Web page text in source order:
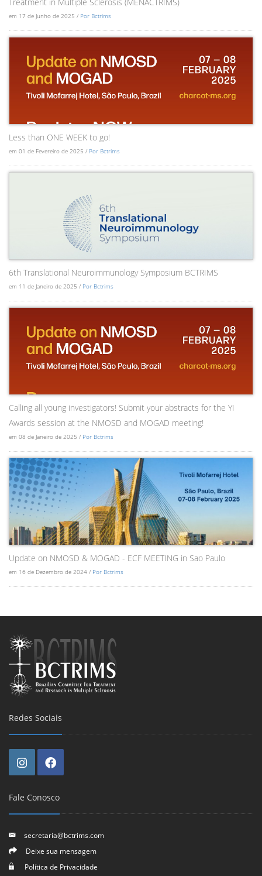
Treatment in Multiple Sclerosis (MENACTRIMS)
em 17 de Junho de 2025 / Por Bctrims
Less than ONE WEEK to go!
em 01 de Fevereiro de 2025 / Por Bctrims
6th Translational Neuroimmunology Symposium BCTRIMS
em 11 de Janeiro de 2025 / Por Bctrims
Calling all young investigators! Submit your abstracts for the YI
Awards session at the NMOSD and MOGAD meeting!
em 08 de Janeiro de 2025 / Por Bctrims
Update on NMOSD & MOGAD - ECF MEETING in Sao Paulo
em 16 de Dezembro de 2024 / Por Bctrims
Redes Sociais
Fale Conosco
secretaria@bctrims.com
Deixe sua mensagem
Política de Privacidade